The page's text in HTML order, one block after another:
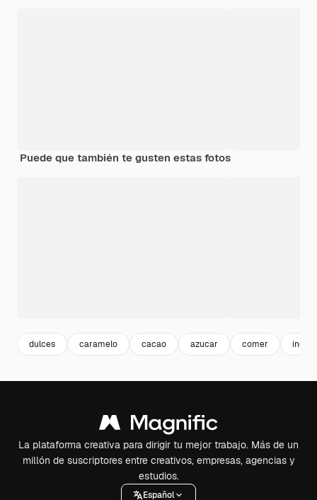
Puede que también te gusten estas fotos
dulces caramelo cacao azucar comer
La plataforma creativa para dirigir tu mejor trabajo. Más de un
millón de suscriptores entre creativos, empresas, agencias y
estudios.
Español